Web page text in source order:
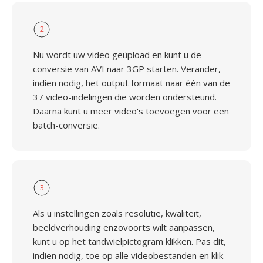
2
Nu wordt uw video geüpload en kunt u de
conversie van AVI naar 3GP starten. Verander,
indien nodig, het output formaat naar één van de
37 video-indelingen die worden ondersteund.
Daarna kunt u meer video's toevoegen voor een
batch-conversie.
3
Als u instellingen zoals resolutie, kwaliteit,
beeldverhouding enzovoorts wilt aanpassen,
kunt u op het tandwielpictogram klikken. Pas dit,
indien nodig, toe op alle videobestanden en klik